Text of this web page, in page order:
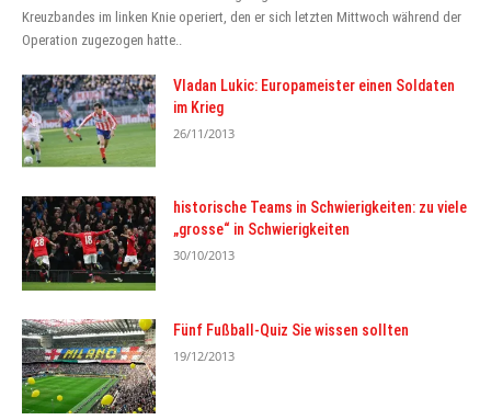
Kreuzbandes im linken Knie operiert, den er sich letzten Mittwoch während der
Operation zugezogen hatte..
Vladan Lukic: Europameister einen Soldaten
im Krieg
26/11/2013
historische Teams in Schwierigkeiten: zu viele
„grosse“ in Schwierigkeiten
30/10/2013
Fünf Fußball-Quiz Sie wissen sollten
19/12/2013